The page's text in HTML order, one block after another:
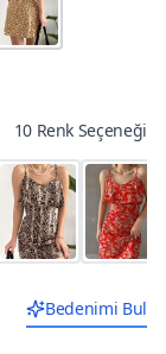
10 Renk Seçeneği
Bedenimi Bul